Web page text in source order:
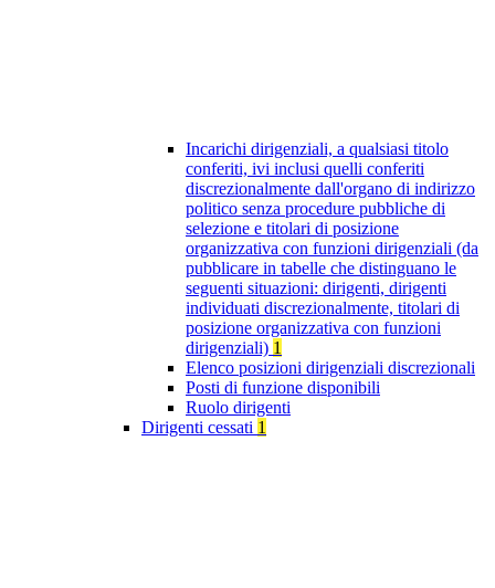
Incarichi dirigenziali, a qualsiasi titolo
conferiti, ivi inclusi quelli conferiti
discrezionalmente dall'organo di indirizzo
politico senza procedure pubbliche di
selezione e titolari di posizione
organizzativa con funzioni dirigenziali (da
pubblicare in tabelle che distinguano le
seguenti situazioni: dirigenti, dirigenti
individuati discrezionalmente, titolari di
posizione organizzativa con funzioni
dirigenziali) 1
Elenco posizioni dirigenziali discrezionali
Posti di funzione disponibili
Ruolo dirigenti
Dirigenti cessati 1